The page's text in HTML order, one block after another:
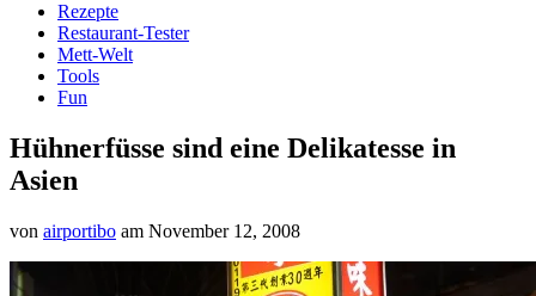
Rezepte
Restaurant-Tester
Mett-Welt
Tools
Fun
Hühnerfüsse sind eine Delikatesse in
Asien
von airportibo am November 12, 2008